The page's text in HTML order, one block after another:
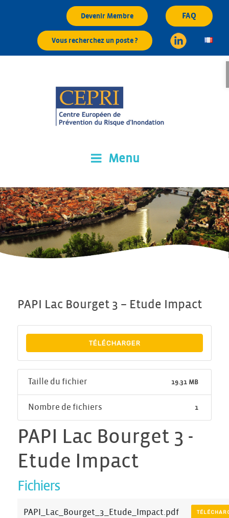
Devenir Membre FAQ
Vous recherchez un poste ?
Menu
PAPI Lac Bourget 3 – Etude Impact
TÉLÉCHARGER
Taille du fichier 19.31 MB
Nombre de fichiers 1
PAPI Lac Bourget 3 -
Etude Impact
Fichiers
PAPI_Lac_Bourget_3_Etude_Impact.pdf